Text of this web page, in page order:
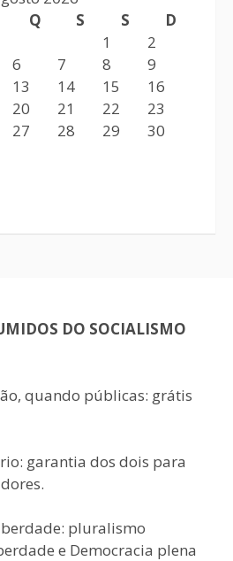
Q S S
D
1
2
6 7 8
9
13 14 15
16
20 21 22
23
27 28 29
30
DO SOCIALISMO
quando públicas: grátis
garantia dos dois para
pluralismo
e Democracia plena